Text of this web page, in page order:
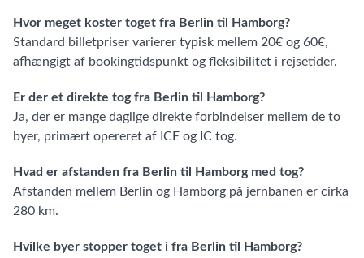
Hvor meget koster toget fra Berlin til Hamborg?
Standard billetpriser varierer typisk mellem 20€ og 60€,
afhængigt af bookingtidspunkt og fleksibilitet i rejsetider.
Er der et direkte tog fra Berlin til Hamborg?
Ja, der er mange daglige direkte forbindelser mellem de to
byer, primært opereret af ICE og IC tog.
Hvad er afstanden fra Berlin til Hamborg med tog?
Afstanden mellem Berlin og Hamborg på jernbanen er cirka
280 km.
Hvilke byer stopper toget i fra Berlin til Hamborg?